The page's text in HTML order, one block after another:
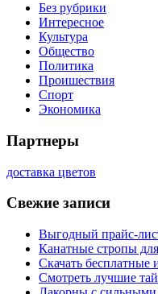
Без рубрики
Интересное
Культура
Общество
Политика
Проишествия
Спорт
Экономика
Партнеры
доставка цветов
Свежие записи
Выгодный прайс-
Канатные стропы
Скачать
Смотреть лучшие